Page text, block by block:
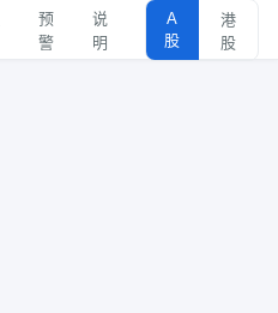
预
警
说
明
A
股
港
股